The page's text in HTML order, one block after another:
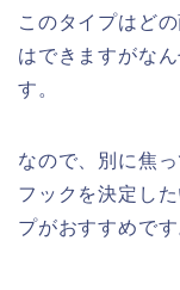
このタイプはど
はできますがな
す。
なので、別に焦
フックを決定し
プがおすすめです